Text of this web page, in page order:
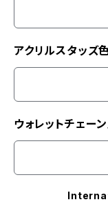
アクリルスタッズ
ウォレットチェー